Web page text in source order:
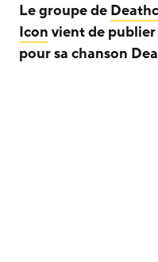
Le groupe de
Icon vient de
pour sa chanson